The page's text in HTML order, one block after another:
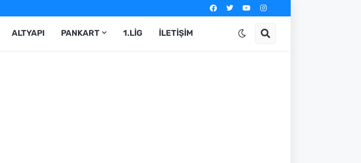
ALTYAPI PANKART 1.LIG İLETIŞIM